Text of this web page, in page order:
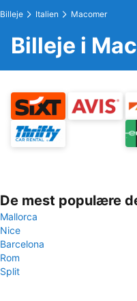
Billeje Italien Macomer
Billeje i
De mest populære
Mallorca
Nice
Barcelona
Rom
Split